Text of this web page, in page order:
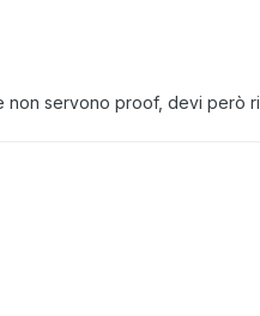
non servono proof, devi però